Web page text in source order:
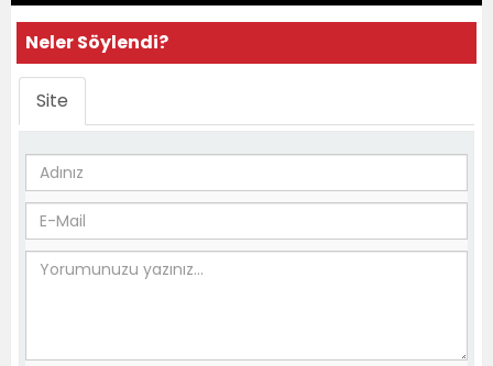
Neler Söylendi?
Site